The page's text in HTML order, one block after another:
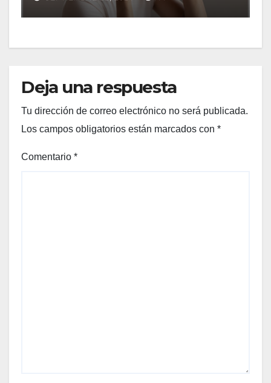
Deja una respuesta
Tu dirección de correo electrónico no será publicada.
Los campos obligatorios están marcados con *
Comentario *